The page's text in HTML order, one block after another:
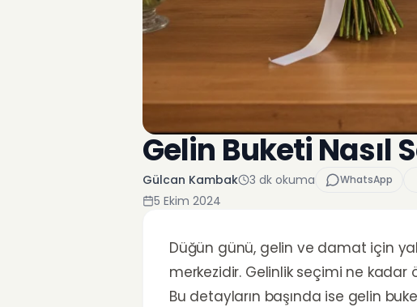
Gelin Buketi Nasıl
Gülcan Kambak 3 dk okuma WhatsApp
5 Ekim 2024
Düğün günü, gelin ve damat için
merkezidir. Gelinlik seçimi ne
Bu detayların başında ise gelin